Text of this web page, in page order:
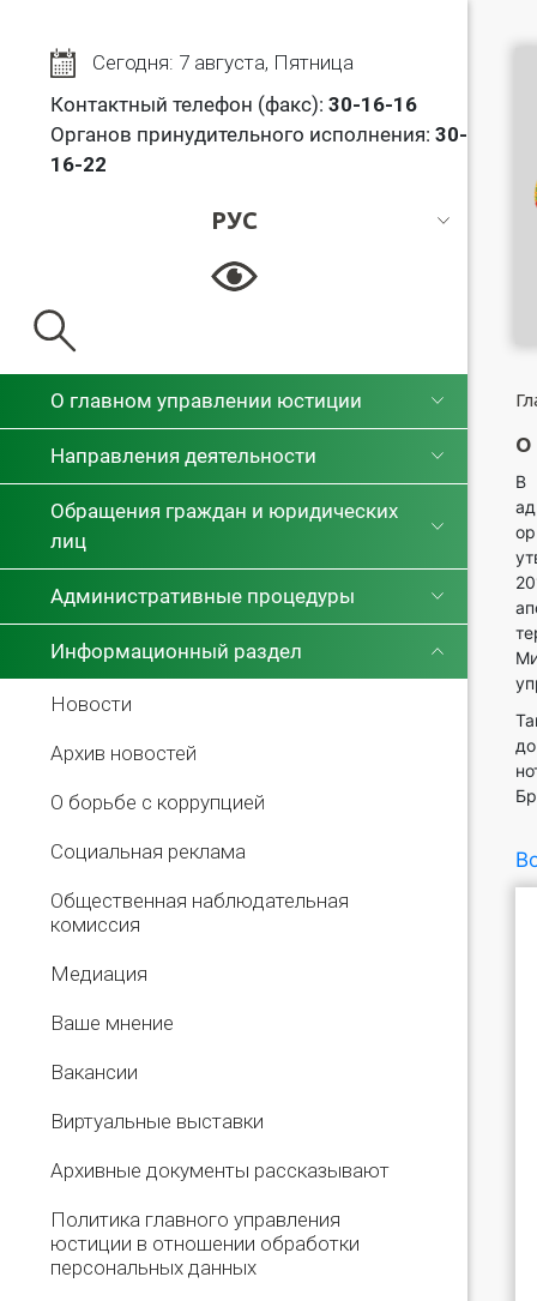
Сегодня: 7 августа, Пятница
Контактный телефон (факс): 30-16-16
Органов принудительного исполнения: 30-
16-22
РУС
РУС
О главном управлении юстиции
Направления деятельности
Обращения граждан и юридических
лиц
Административные процедуры
Информационный раздел
Новости
Архив новостей
О борьбе с коррупцией
Социальная реклама
Общественная наблюдательная
комиссия
Медиация
Ваше мнение
Вакансии
Виртуальные выставки
Архивные документы рассказывают
Политика главного управления
юстиции в отношении обработки
персональных данных
О
В